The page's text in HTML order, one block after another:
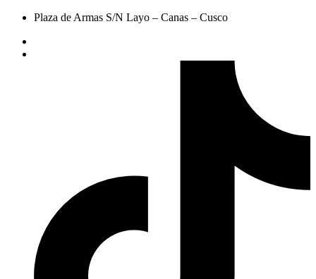
Plaza de Armas S/N Layo – Canas – Cusco